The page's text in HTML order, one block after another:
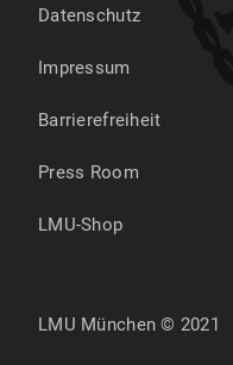
Datenschutz
Impressum
Barrierefreiheit
Press Room
LMU-Shop
LMU München © 2021